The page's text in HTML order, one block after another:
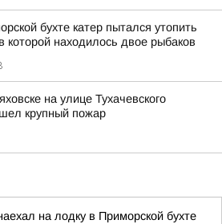
бухте катер пытался утопить
которой находилось двое рыбаков
на улице Тухачевского
крупный пожар
на лодку в Приморской бухте